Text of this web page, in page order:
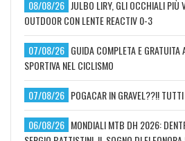
08/08/26 JULBO LIRY, GLI OCCHIALI PIÙ
OUTDOOR CON LENTE REACTIV 0-3
07/08/26 GUIDA COMPLETA E GRATUITA
SPORTIVA NEL CICLISMO
07/08/26 POGACAR IN GRAVEL??!!
06/08/26 MONDIALI MTB DH 2026: